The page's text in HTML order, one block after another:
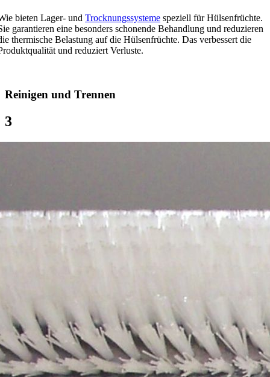
bieten Lager- und Trocknungssysteme speziell für Hülsenfrüchte.
garantieren eine besonders schonende Behandlung und reduzieren
thermische Belastung auf die Hülsenfrüchte. Das verbessert die
und reduziert Verluste.
Reinigen und Trennen
3